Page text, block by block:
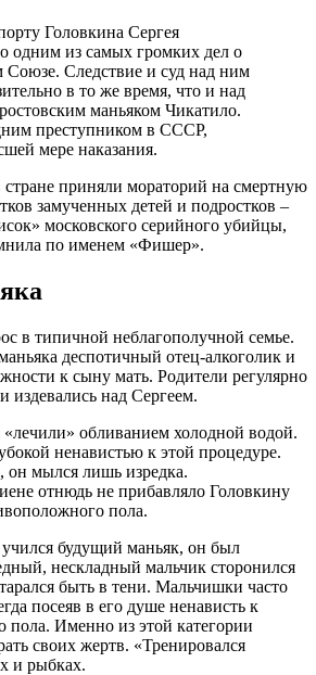
Головкина Сергея
одним из самых громких дел о
Союзе. Следствие и суд над ним
в то же время, что и над
маньяком Чикатило.
преступником в СССР,
мере наказания.
стране приняли мораторий на смертную
замученных детей и подростков –
московского серийного убийцы,
по именем «Фишер».
в типичной неблагополучной семье.
деспотичный отец-алкоголик и
к сыну мать. Родители регулярно
издевались над Сергеем.
обливанием холодной водой.
ненавистью к этой процедуре.
он мылся лишь изредка.
отнюдь не прибавляло Головкину
пола.
будущий маньяк, он был
нескладный мальчик сторонился
быть в тени. Мальчишки часто
посеяв в его душе ненависть к
пола. Именно из этой категории
своих жертв. «Тренировался
и рыбках.